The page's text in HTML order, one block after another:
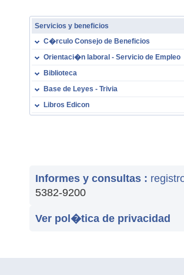
Servicios y beneficios
C�rculo Consejo de Beneficios
Orientaci�n laboral - Servicio de Empleo
Biblioteca
Base de Leyes - Trivia
Libros Edicon
Informes y consultas :
5382-9200
Ver pol�tica de privacidad